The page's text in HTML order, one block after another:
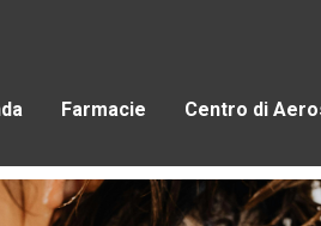
Farmacie Centro di